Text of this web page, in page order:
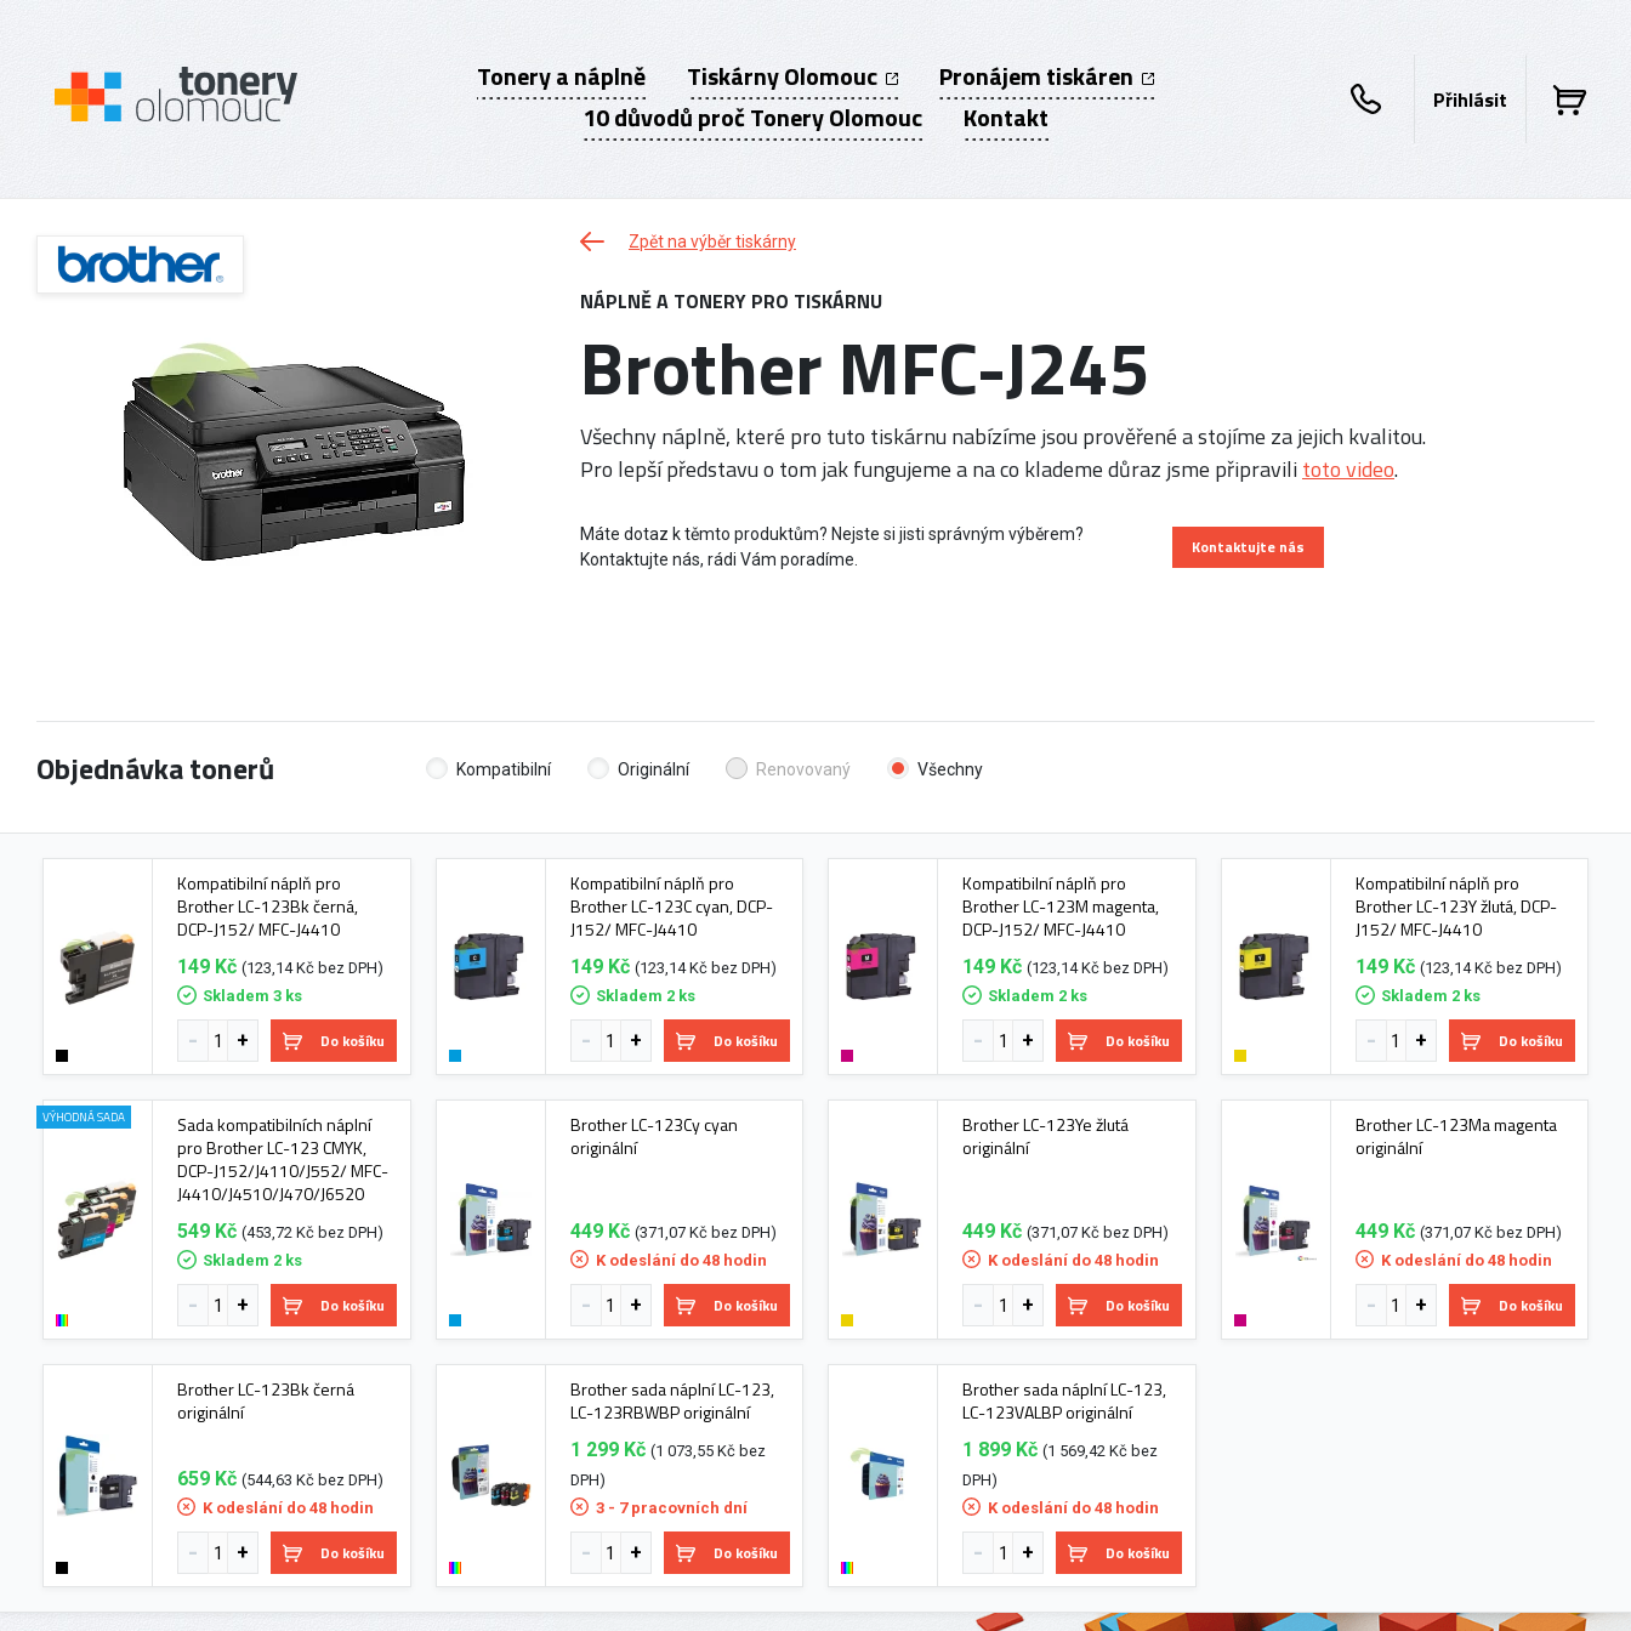
Tonery a náplně Tiskárny Olomouc
Pronájem tiskáren
10 důvodů proč Tonery Olomouc
Kontakt Přihlásit
Zpět na výběr tiskárny
NÁPLNĚ A TONERY PRO TISKÁRNU
Brother MFC-J245
Všechny náplně, které pro tuto tiskárnu nabízíme jsou prověřené a stojíme za jejich kvalitou.
Pro lepší představu o tom jak fungujeme a na co klademe důraz jsme připravilitoto video.
Máte dotaz k těmto produktům? Nejste si jisti správným výběrem?
Kontaktujte nás, rádi Vám poradíme.
Kontaktujte nás
Objednávka tonerů Kompatibilní Originální Renovovaný Všechny
Kompatibilní náplň pro
Brother LC-123Bk černá,
DCP-J152/ MFC-J4410
149 Kč (123,14 Kč bez DPH)
Skladem 3 ks
Do košíku
Kompatibilní náplň pro
Brother LC-123C cyan, DCP-
J152/ MFC-J4410
149 Kč (123,14 Kč bez DPH)
Skladem 2 ks
Do košíku
Kompatibilní náplň pro
Brother LC-123M magenta,
DCP-J152/ MFC-J4410
149 Kč (123,14 Kč bez DPH)
Skladem 2 ks
Do košíku
Kompatibilní náplň pro
Brother LC-123Y žlutá, DCP-
J152/ MFC-J4410
149 Kč (123,14 Kč bez DPH)
Skladem 2 ks
Do košíku
VÝHODNÁ SADA
Sada kompatibilních náplní
pro Brother LC-123 CMYK,
DCP-J152/J4110/J552/ MFC-
J4410/J4510/J470/J6520
549 Kč (453,72 Kč bez DPH)
Skladem 2 ks
Do košíku
Brother LC-123Cy cyan
originální
449 Kč (371,07 Kč bez DPH)
K odeslání do 48 hodin
Do košíku
Brother LC-123Ye žlutá
originální
449 Kč (371,07 Kč bez DPH)
K odeslání do 48 hodin
Do košíku
Brother LC-123Ma magenta
originální
449 Kč (371,07 Kč bez DPH)
K odeslání do 48 hodin
Do košíku
Brother LC-123Bk černá
originální
659 Kč (544,63 Kč bez DPH)
K odeslání do 48 hodin
Do košíku
Brother sada náplní LC-123,
LC-123RBWBP originální
1 299 Kč (1 073,55 Kč bez
DPH)
3 - 7 pracovních dní
Do košíku
Brother sada náplní LC-123,
LC-123VALBP originální
1 899 Kč (1 569,42 Kč bez
DPH)
K odeslání do 48 hodin
Do košíku